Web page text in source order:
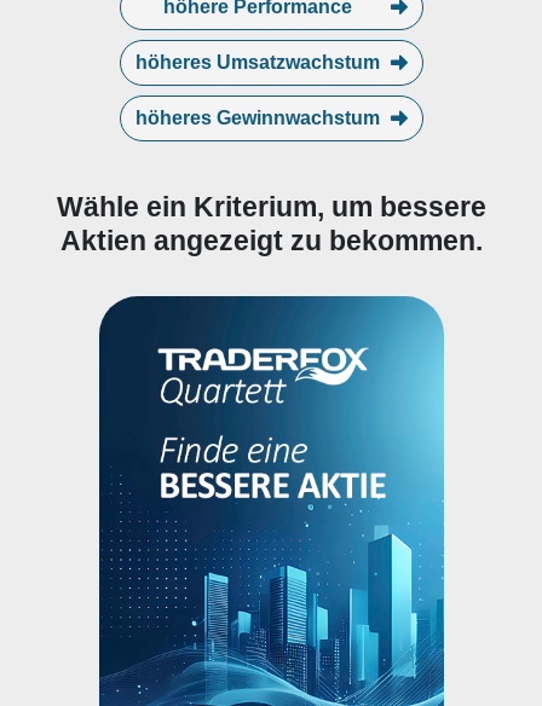
höhere Performance
höheres Umsatzwachstum
höheres Gewinnwachstum
Wähle ein Kriterium, um bessere
Aktien angezeigt zu bekommen.